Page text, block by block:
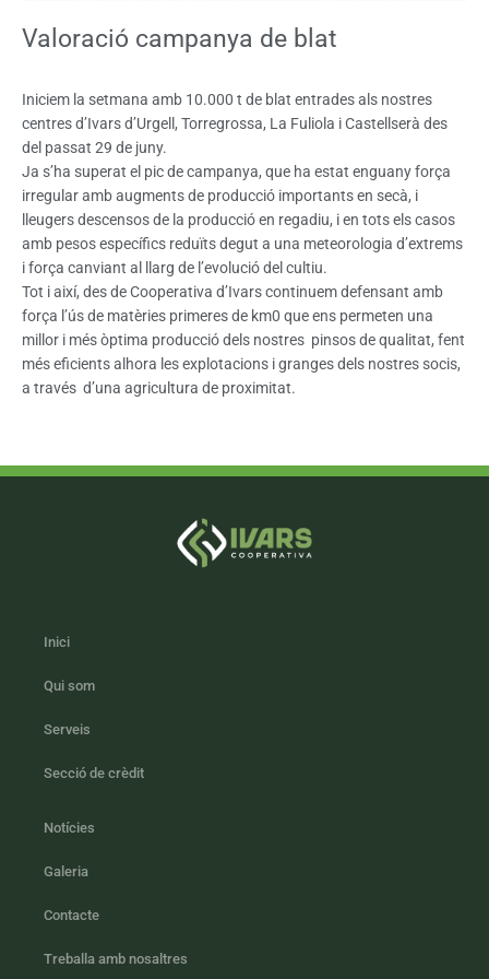
Valoració campanya de blat
Iniciem la setmana amb 10.000 t de blat entrades als nostres
centres d’Ivars d’Urgell, Torregrossa, La Fuliola i Castellserà des
del passat 29 de juny.
Ja s’ha superat el pic de campanya, que ha estat enguany força
irregular amb augments de producció importants en secà, i
lleugers descensos de la producció en regadiu, i en tots els casos
amb pesos específics reduïts degut a una meteorologia d’extrems
i força canviant al llarg de l’evolució del cultiu.
Tot i així, des de Cooperativa d’Ivars continuem defensant amb
força l’ús de matèries primeres de km0 que ens permeten una
millor i més òptima producció dels nostres pinsos de qualitat, fent
més eficients alhora les explotacions i granges dels nostres socis,
a través d’una agricultura de proximitat.
Inici
Qui som
Serveis
Secció de crèdit
Notícies
Galeria
Contacte
Treballa amb nosaltres